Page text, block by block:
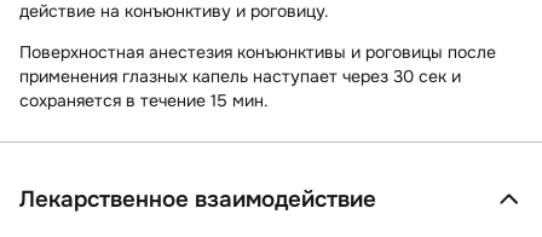
действие на конъюнктиву и роговицу.
Поверхностная анестезия конъюнктивы и роговицы после
применения глазных капель наступает через 30 сек и
сохраняется в течение 15 мин.
Лекарственное взаимодействие